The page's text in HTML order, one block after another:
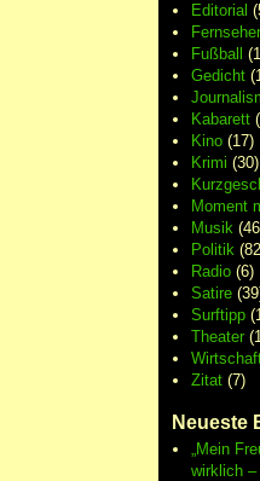
Editorial
Fußball
Gedicht
Kabarett
Kino(17)
Krimi (30)
Moment
Musik
Politik
Radio(6)
Satire
Surftipp
Theater
Zitat(7)
Neueste
„Mein
wirklich –